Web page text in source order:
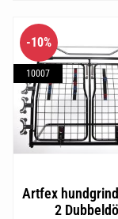
Artfex
2
10%
10007